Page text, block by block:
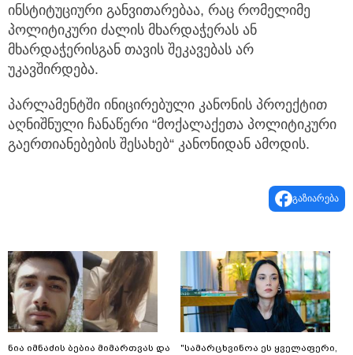
ინსტიტუციური განვითარებაა, რაც რომელიმე
პოლიტიკური ძალის მხარდაჭერას ან
მხარდაჭერისგან თავის შეკავებას არ
უკავშირდება.
პარლამენტში ინიცირებული კანონის პროექტით
აღნიშნული ჩანაწერი “მოქალაქეთა პოლიტიკური
გაერთიანებების შესახებ“ კანონიდან ამოდის.
გაზიარება
ნია იმნაძის ბებია მიმართვას და
"სა­მარ­ცხვი­ნოა ეს ყვე­ლა­ფე­რი,